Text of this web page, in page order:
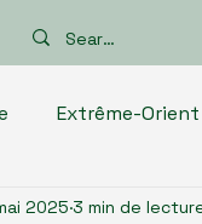
Extrême-Orient
européen
2025 3 min de